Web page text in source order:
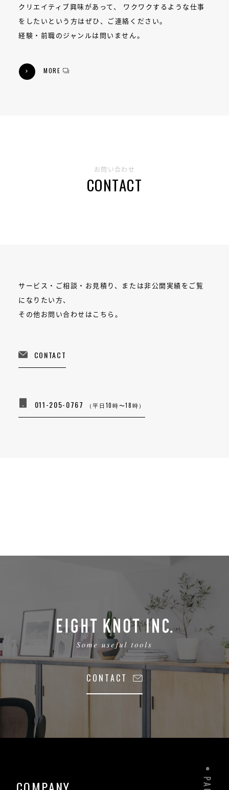
クリエイティブ興味があって、 ワクワクするような仕事
をしたいという方はぜひ、ご連絡ください。
経験・前職のジャンルは問いません。
MORE
お問い合わせ
CONTACT
サービス・ご相談・お見積り、または非公開実績をご覧
になりたい方、
その他お問い合わせはこちら。
CONTACT
011-205-0767 （平日10時〜18時）
CONTACT